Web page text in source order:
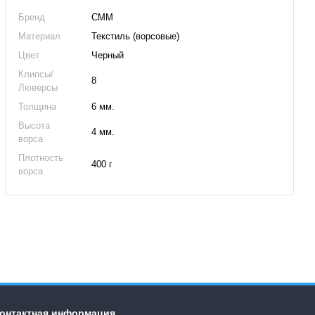
Бренд
CMM
Материал
Текстиль (ворсовые)
Цвет
Черный
Клипсы/
Люверсы
8
Толщина
6 мм.
Высота
ворса
4 мм.
Плотность
ворса
400 г